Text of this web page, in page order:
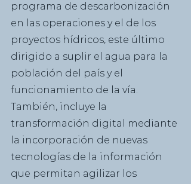
programa de descarbonización
en las operaciones y el de los
proyectos hídricos, este último
dirigido a suplir el agua para la
población del país y el
funcionamiento de la vía.
También, incluye la
transformación digital mediante
la incorporación de nuevas
tecnologías de la información
que permitan agilizar los